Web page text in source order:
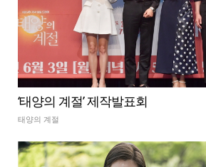
‘태양의 계절’ 제작발표회
태양의 계절